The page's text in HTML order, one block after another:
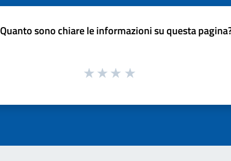
Quanto sono chiare le informazioni su questa